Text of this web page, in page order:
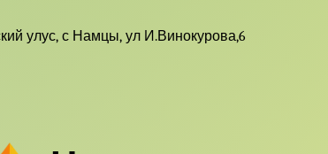
улус, с Намцы, ул И.Винокурова,6